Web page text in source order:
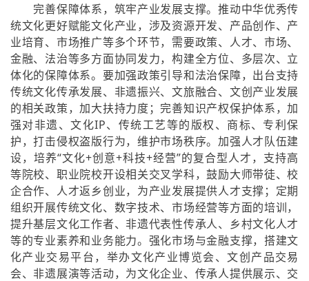
完善保障体系，筑牢产业发展支撑。推动中华优秀传
统文化更好赋能文化产业，涉及资源开发、产品创作、产
业培育、市场推广等多个环节，需要政策、人才、市场、
金融、法治等多方面协同发力，构建全方位、多层次、立
体化的保障体系。要加强政策引导和法治保障，出台支持
传统文化传承发展、非遗振兴、文旅融合、文创产业发展
的相关政策，加大扶持力度；完善知识产权保护体系，加
强对非遗、文化IP、传统工艺等的版权、商标、专利保
护，打击侵权盗版行为，维护市场秩序。加强人才队伍建
设，培养“文化+创意+科技+经营”的复合型人才，支持高
等院校、职业院校开设相关交叉学科，鼓励大师带徒、校
企合作、人才返乡创业，为产业发展提供人才支撑；定期
组织开展传统文化、数字技术、市场经营等方面的培训，
提升基层文化工作者、非遗代表性传承人、乡村文化人才
等的专业素养和业务能力。强化市场与金融支撑，搭建文
化产业交易平台，举办文化产业博览会、文创产品交易
会、非遗展演等活动，为文化企业、传承人提供展示、交